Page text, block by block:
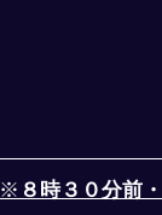
※ ８時３０分前